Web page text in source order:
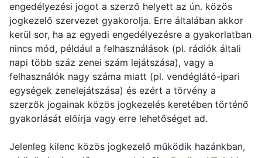
engedélyezési jogot a szerző helyett az ún. közös
jogkezelő szervezet gyakorolja. Erre általában akkor
kerül sor, ha az egyedi engedélyezésre a gyakorlatban
nincs mód, például a felhasználások (pl. rádiók általi
napi több száz zenei szám lejátszása), vagy a
felhasználók nagy száma miatt (pl. vendéglátó-ipari
egységek zenelejátszása) és ezért a törvény a
szerzők jogainak közös jogkezelés keretében történő
gyakorlását előírja vagy erre lehetőséget ad.
Jelenleg kilenc közös jogkezelő működik hazánkban,